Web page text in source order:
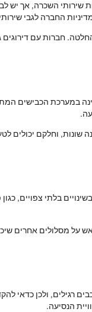
השכרה, אך יש
החברה לגבי
חברות עם דירוגים
הכבישים
שונות, וחלקם יכולים
בלתי צפויים,
מסלולים אחרים
ולכן כדאי
הנסיעה.